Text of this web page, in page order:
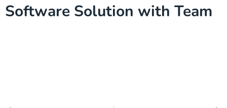
Software Solution with Team